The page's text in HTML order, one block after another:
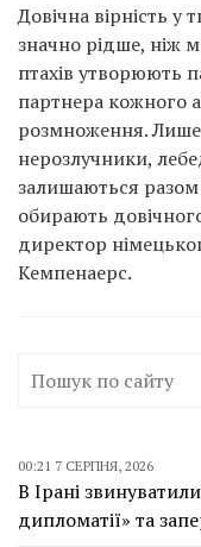
Довічна вірність у
значно рідше, ніж
птахів утворюють
партнера кожного
розмноження.
нерозлучники,
залишаються
обирають
директор
Кемпенаерс.
00:21 7 СЕРПНЯ, 2026
В Ірані
дипломатії» та